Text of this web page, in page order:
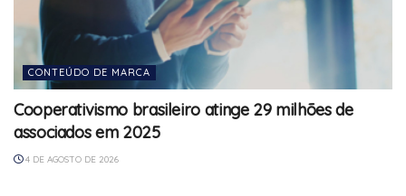
CONTEÚDO DE MARCA
Cooperativismo brasileiro atinge 29 milhões de
associados em 2025
4 DE AGOSTO DE 2026